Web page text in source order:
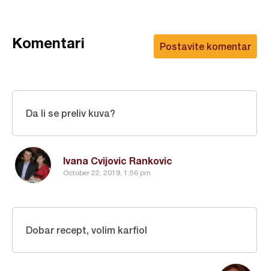
Postavite komentar
Komentari
Ivana Cvijovic Rankovic
October 22, 2019, 1:56 pm
Da li se preliv kuva?
Dobar recept, volim karfiol